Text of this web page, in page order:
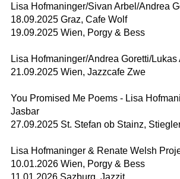
Lisa Hofmaninger/Sivan Arbel/Andrea
18.09.2025 Graz, Cafe Wolf
19.09.2025 Wien, Porgy & Bess
Lisa Hofmaninger/Andrea Goretti/Lukas
21.09.2025 Wien, Jazzcafe Zwe
You Promised Me Poems - Lisa
Jasbar
27.09.2025 St. Stefan ob Stainz,
Lisa Hofmaninger & Renate Welsh
10.01.2026 Wien, Porgy & Bess
11.01.2026 Sazburg, Jazzit